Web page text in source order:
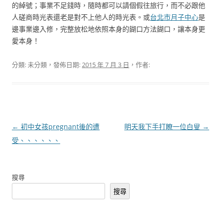
的綽號；事業不足錢時，隨時都可以請個假往旅行，而不必跟他
人磋商時光表還老是對不上他人的時光表。或台北市月子中心是
邊事業邊入修，完整放松地依照本身的餬口方法餬口，讓本身更
愛本身！
分類: 未分類，發佈日期:2015 年 7 月 3 日 ，作者:
文
章
← 初中女孩pregnant後的遭
受、、、、、、
明天我下手打瞭一位白叟 →
搜尋
搜尋